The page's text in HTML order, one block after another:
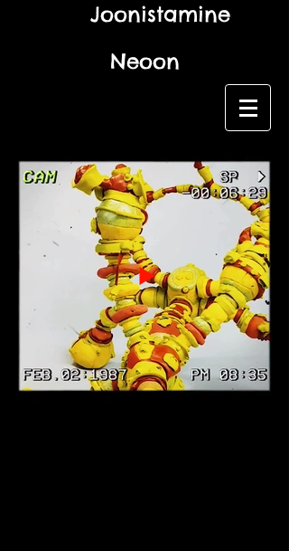
Joonistamine
Neoon